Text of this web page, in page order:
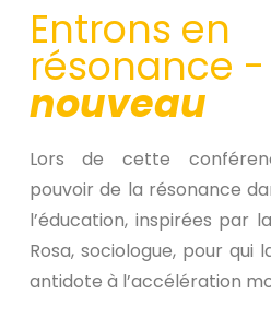
Entrons en
résonance -
nouveau
Lors de cette
pouvoir de la résonance
l’éducation, inspirées par
Rosa, sociologue, pour qui
antidote à l’accélération